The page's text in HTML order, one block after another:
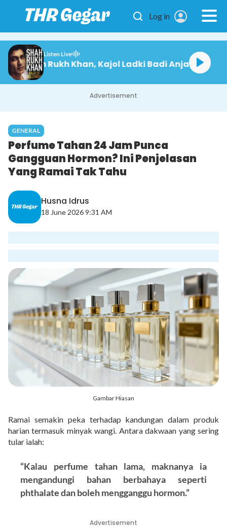
Log in
Listen Live
Alka, Shah Rukh Khan, Kajol Ladki Badi
Advertisement
GENERAL
Perfume Tahan 24 Jam Punca
Gangguan Hormon? Ini Penjelasan
Yang Ramai Tak Tahu
Husna Idrus
18 June 2026 9:31 AM
Gambar Hiasan
Ramai semakin peka terhadap kandungan dalam produk
harian termasuk minyak wangi. Antara dakwaan yang sering
tular ialah:
“Kalau perfume tahan lama, maknanya ia
mengandungi bahan berbahaya seperti
phthalate dan boleh mengganggu hormon.”
Advertisement